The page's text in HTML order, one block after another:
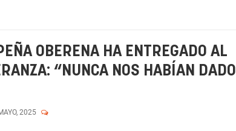
OBERENA HA ENTREGADO AL
“NUNCA NOS HABÍAN DADO
2025